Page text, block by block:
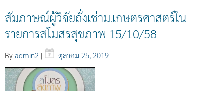
สัมภาษณ์ผู้วิจัยถั่งเช่าม.เกษตรศาสตร์ใน
รายการสโมสรสุขภาพ 15/10/58
By admin2 | ตุลาคม 25, 2019